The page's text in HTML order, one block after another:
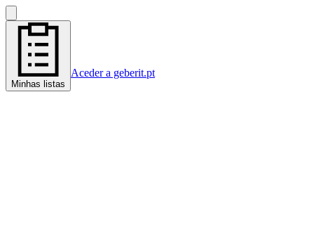
Minhas listas
Aceder a geberit.pt